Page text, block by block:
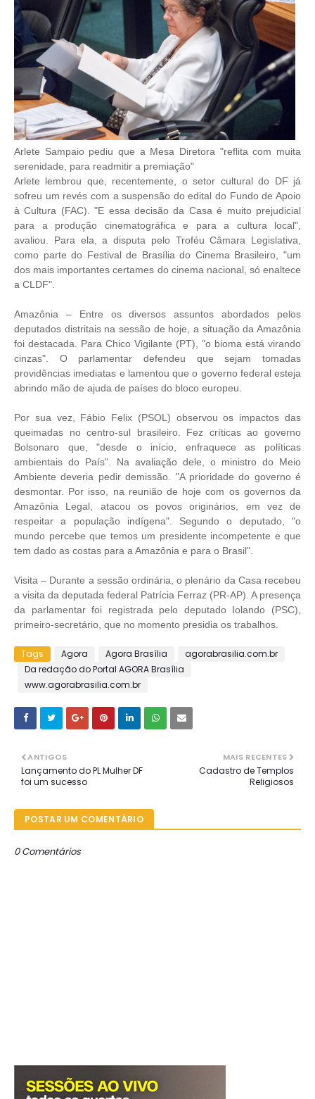
Arlete Sampaio pediu que a Mesa Diretora "reflita com muita
serenidade, para readmitir a premiação"
Arlete lembrou que, recentemente, o setor cultural do DF já
sofreu um revés com a suspensão do edital do Fundo de Apoio
à Cultura (FAC). "E essa decisão da Casa é muito prejudicial
para a produção cinematográfica e para a cultura local",
avaliou. Para ela, a disputa pelo Troféu Câmara Legislativa,
como parte do Festival de Brasília do Cinema Brasileiro, "um
dos mais importantes certames do cinema nacional, só enaltece
a CLDF".
Amazônia – Entre os diversos assuntos abordados pelos
deputados distritais na sessão de hoje, a situação da Amazônia
foi destacada. Para Chico Vigilante (PT), "o bioma está virando
cinzas". O parlamentar defendeu que sejam tomadas
providências imediatas e lamentou que o governo federal esteja
abrindo mão de ajuda de países do bloco europeu.
Por sua vez, Fábio Felix (PSOL) observou os impactos das
queimadas no centro-sul brasileiro. Fez críticas ao governo
Bolsonaro que, "desde o início, enfraquece as políticas
ambientais do País". Na avaliação dele, o ministro do Meio
Ambiente deveria pedir demissão. "A prioridade do governo é
desmontar. Por isso, na reunião de hoje com os governos da
Amazônia Legal, atacou os povos originários, em vez de
respeitar a população indígena". Segundo o deputado, "o
mundo percebe que temos um presidente incompetente e que
tem dado as costas para a Amazônia e para o Brasil".
Visita – Durante a sessão ordinária, o plenário da Casa recebeu
a visita da deputada federal Patrícia Ferraz (PR-AP). A presença
da parlamentar foi registrada pelo deputado Iolando (PSC),
primeiro-secretário, que no momento presidia os trabalhos.
Tags Agora Agora Brasília
agorabrasilia.com.br
Da redação do Portal AGORA Brasília
www.agorabrasilia.com.br
MAIS RECENTES
Cadastro de Templos
Religiosos
ANTIGOS
Lançamento do PL Mulher DF
foi um sucesso
POSTAR UM COMENTÁRIO
0 Comentários